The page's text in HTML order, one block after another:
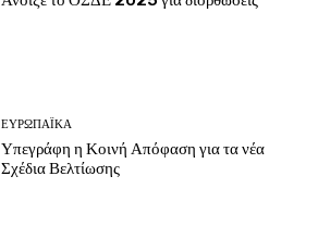
ΕΥΡΩΠΑΪΚΆ
Υπεγράφη η Κοινή Απόφαση για τα νέα
Σχέδια Βελτίωσης